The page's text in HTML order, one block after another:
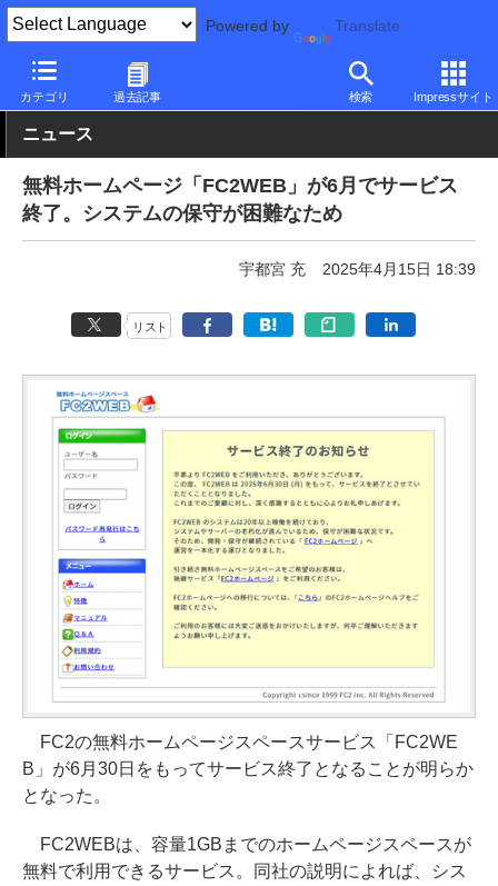
Powered by Translate
カテゴリ 過去記事 検索 Impressサイト
PC Watch 市場 サービス
ニュース
無料ホームページ「FC2WEB」が6月でサービス
終了。システムの保守が困難なため
宇都宮 充 2025年4月15日 18:39
リスト
FC2の無料ホームページスペースサービス「FC2WE
B」が6月30日をもってサービス終了となることが明らか
となった。
FC2WEBは、容量1GBまでのホームページスペースが
無料で利用できるサービス。同社の説明によれば、シス